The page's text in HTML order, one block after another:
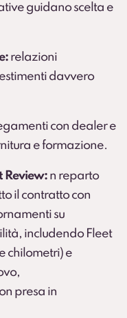
senza sorprese
e sulle parti
coperte dalla
guidano scelta e
relazioni
davvero
con dealer e
e formazione.
Review: n reparto
il contratto con
su
includendo Fleet
chilometri) e
presa in